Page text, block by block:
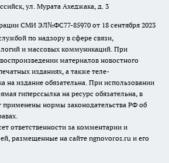
ул. Мурата Ахеджака, д. 3
СМИ ЭЛ№ФС77-85970 от 18 сентября 2023
по надзору в сфере связи,
и массовых коммуникаций. При
материалов новостного
изданиях, а также теле-
на издание обязательна. При использовании
гиперссылка на ресурс обязательна, в
применены нормы законодательства РФ об
ответственности за комментарии и
размещенные на сайте ngnovoros.ru и его